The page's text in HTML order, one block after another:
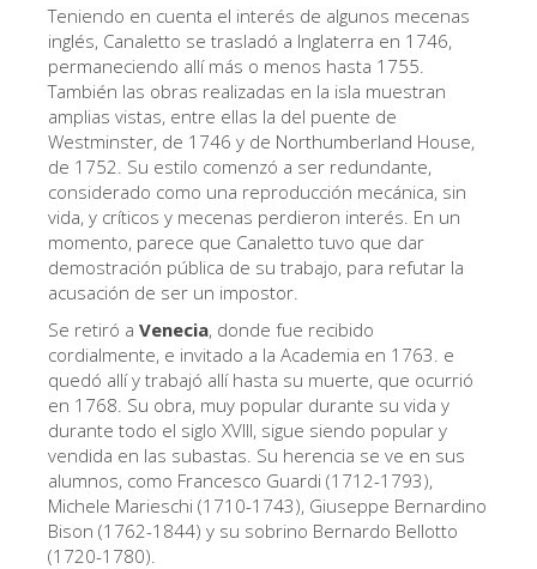
Santa Croce
Reserve ahora
Reserve una visita guiada
Sólo billetes con entrada rápida
ES
ENGLISH
中文
DEUTSCH
FRANÇAIS
ESPAÑOL
Teniendo en cuenta el interés de algunos mecenas
inglés, Canaletto se trasladó a Inglaterra en 1746,
permaneciendo allí más o menos hasta 1755.
También las obras realizadas en la isla muestran
amplias vistas, entre ellas la del puente de
Westminster, de 1746 y de Northumberland House,
de 1752. Su estilo comenzó a ser redundante,
considerado como una reproducción mecánica, sin
vida, y críticos y mecenas perdieron interés. En un
momento, parece que Canaletto tuvo que dar
demostración pública de su trabajo, para refutar la
acusación de ser un impostor.
Se retiró a Venecia, donde fue recibido
cordialmente, e invitado a la Academia en 1763. e
quedó allí y trabajó allí hasta su muerte, que ocurrió
en 1768. Su obra, muy popular durante su vida y
durante todo el siglo XVIII, sigue siendo popular y
vendida en las subastas. Su herencia se ve en sus
alumnos, como Francesco Guardi (1712-1793),
Michele Marieschi (1710-1743), Giuseppe Bernardino
Bison (1762-1844) y su sobrino Bernardo Bellotto
(1720-1780).